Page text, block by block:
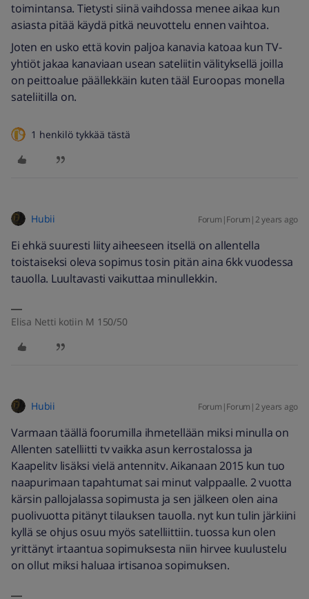
toimintansa. Tietysti siinä vaihdossa menee aikaa kun
asiasta pitää käydä pitkä neuvottelu ennen vaihtoa.
Joten en usko että kovin paljoa kanavia katoaa kun TV-
yhtiöt jakaa kanaviaan usean sateliitin välityksellä joilla
on peittoalue päällekkäin kuten tääl Euroopas monella
sateliitilla on.
1 henkilö tykkää tästä
Hubii Forum|Forum|2 years ago
Ei ehkä suuresti liity aiheeseen itsellä on allentella
toistaiseksi oleva sopimus tosin pitän aina 6kk vuodessa
tauolla. Luultavasti vaikuttaa minullekkin.
Elisa Netti kotiin M 150/50
Hubii Forum|Forum|2 years ago
Varmaan täällä foorumilla ihmetellään miksi minulla on
Allenten satelliitti tv vaikka asun kerrostalossa ja
Kaapelitv lisäksi vielä antennitv. Aikanaan 2015 kun tuo
naapurimaan tapahtumat sai minut valppaalle. 2 vuotta
kärsin pallojalassa sopimusta ja sen jälkeen olen aina
puolivuotta pitänyt tilauksen tauolla. nyt kun tulin järkiini
kyllä se ohjus osuu myös satelliittiin. tuossa kun olen
yrittänyt irtaantua sopimuksesta niin hirvee kuulustelu
on ollut miksi haluaa irtisanoa sopimuksen.